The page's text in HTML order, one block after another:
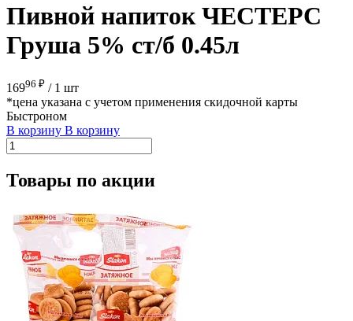
Пивной напиток ЧЕСТЕРС
Груша 5% ст/б 0.45л
16996 ₽ / 1 шт
*цена указана с учетом применения скидочной карты
Быстроном
В корзину В корзину
Товары по акции